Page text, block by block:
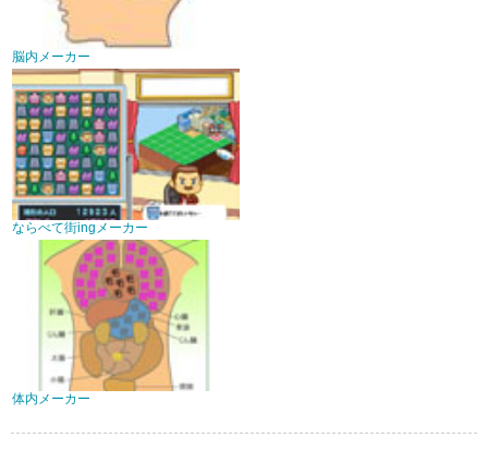
脳内メーカー
ならべて街ingメーカー
体内メーカー